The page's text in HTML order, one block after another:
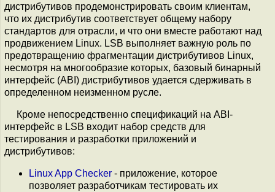
дистрибутивов продемонстрировать своим клиентам,
что их дистрибутив соответствует общему набору
стандартов для отрасли, и что они вместе работают над
продвижением Linux. LSB выполняет важную роль по
предотвращению фрагментации дистрибутивов Linux,
несмотря на многообразие которых, базовый бинарный
интерфейс (ABI) дистрибутивов удается сдерживать в
определенном неизменном русле.
Кроме непосредственно спецификаций на ABI-
интерфейс в LSB входит набор средств для
тестирования и разработки приложений и
дистрибутивов:
Linux App Checker - приложение, которое
позволяет разработчикам тестировать их